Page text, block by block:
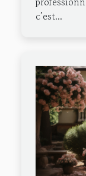
c’est...